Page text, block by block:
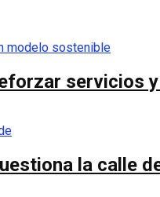
servicios
la calle